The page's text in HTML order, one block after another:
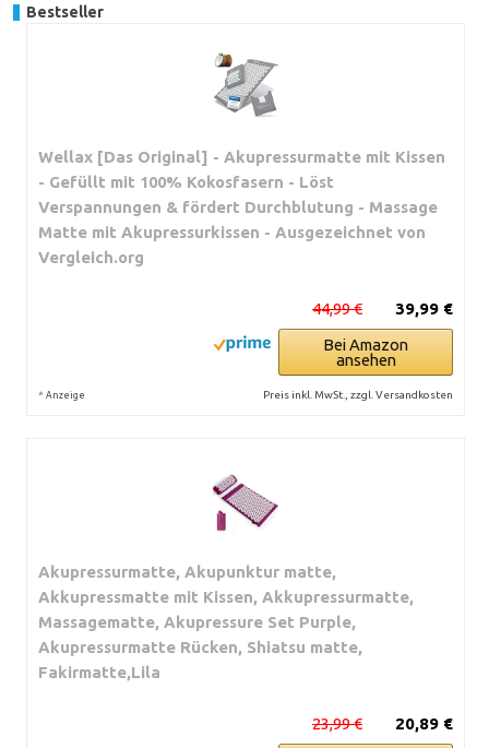
Bestseller
Wellax [Das Original] - Akupressurmatte mit Kissen
- Gefüllt mit 100% Kokosfasern - Löst
Verspannungen & fördert Durchblutung - Massage
Matte mit Akupressurkissen - Ausgezeichnet von
Vergleich.org
39,99 €
44,99 €
Bei Amazon
ansehen
* Anzeige Preis inkl. MwSt., zzgl. Versandkosten
Akupressurmatte, Akupunktur matte,
Akkupressmatte mit Kissen, Akkupressurmatte,
Massagematte, Akupressure Set Purple,
Akupressurmatte Rücken, Shiatsu matte,
Fakirmatte,Lila
20,89 €
23,99 €